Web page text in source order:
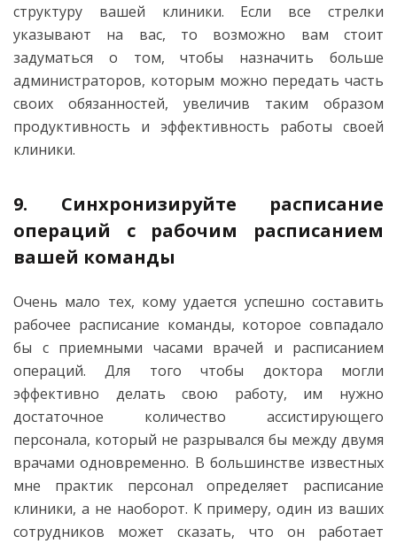
структуру вашей клиники. Если все стрелки
указывают на вас, то возможно вам стоит
задуматься о том, чтобы назначить больше
администраторов, которым можно передать часть
своих обязанностей, увеличив таким образом
продуктивность и эффективность работы своей
клиники.
9. Синхронизируйте расписание
операций с рабочим расписанием
вашей команды
Очень мало тех, кому удается успешно составить
рабочее расписание команды, которое совпадало
бы с приемными часами врачей и расписанием
операций. Для того чтобы доктора могли
эффективно делать свою работу, им нужно
достаточное количество ассистирующего
персонала, который не разрывался бы между двумя
врачами одновременно. В большинстве известных
мне практик персонал определяет расписание
клиники, а не наоборот. К примеру, один из ваших
сотрудников может сказать, что он работает